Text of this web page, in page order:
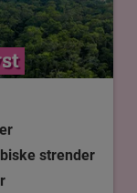
strender